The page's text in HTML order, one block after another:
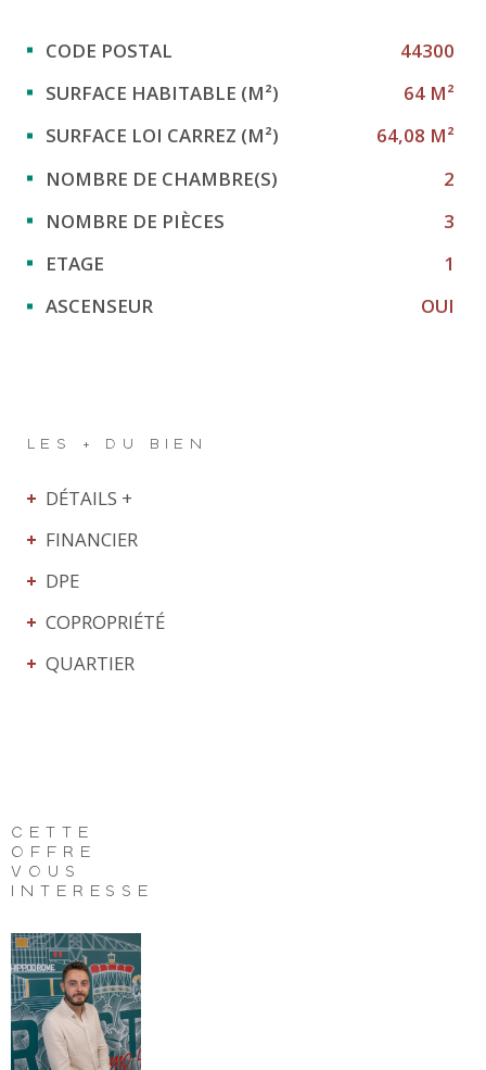
Caractérisque Valeurs
CODE POSTAL
44300
SURFACE HABITABLE (M²)
64 M²
SURFACE LOI CARREZ (M²)
64,08 M²
NOMBRE DE CHAMBRE(S)
2
NOMBRE DE PIÈCES
3
ETAGE
1
ASCENSEUR
OUI
LES + DU BIEN
DÉTAILS +
FINANCIER
DPE
COPROPRIÉTÉ
QUARTIER
CETTE
OFFRE
VOUS
INTÉRESSE